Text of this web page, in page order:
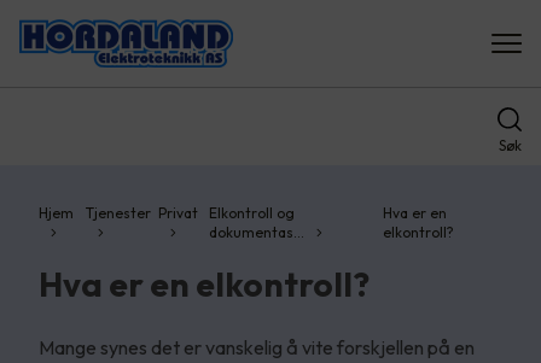
Søk
Hjem Tjenester Privat
Elkontroll og
dokumentas…
Hva er en
elkontroll?
Hva er en elkontroll?
Mange synes det er vanskelig å vite forskjellen på en